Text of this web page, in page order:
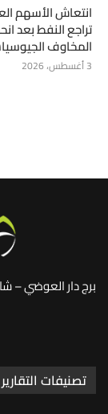
انتعاش الأسهم
تراجع النفط بعد
المخاوف
3 أغسطس، 2026
برج دار العوضي –
تصنيفات التقارير